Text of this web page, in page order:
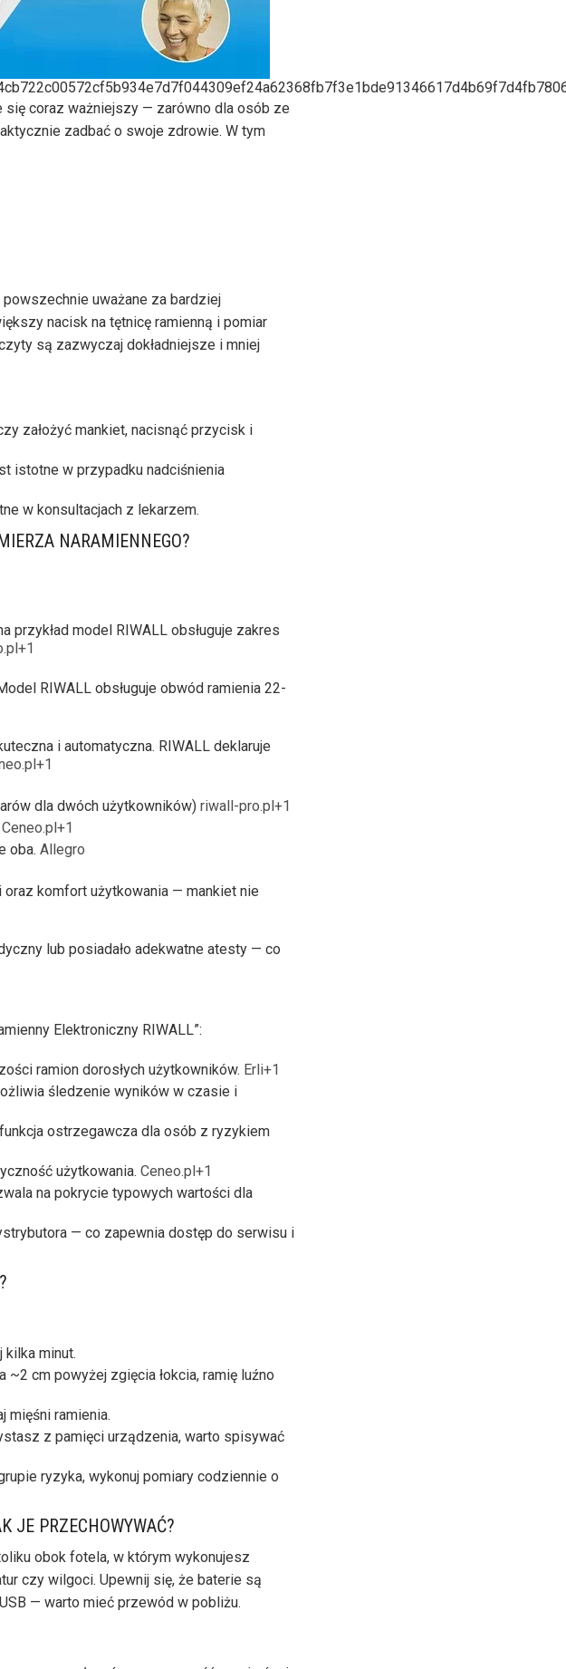
coraz ważniejszy — zarówno dla osób ze
zadbać o swoje zdrowie. W tym
powszechnie uważane za bardziej
nacisk na tętnicę ramienną i pomiar
są zazwyczaj dokładniejsze i mniej
założyć mankiet, nacisnąć przycisk i
istotne w przypadku nadciśnienia
w konsultacjach z lekarzem.
NARAMIENNEGO?
model RIWALL obsługuje zakres
RIWALL obsługuje obwód ramienia 22-
i automatyczna. RIWALL deklaruje
dla dwóch użytkowników) riwall-pro.pl+1
Ceneo.pl+1
oba. Allegro
komfort użytkowania — mankiet nie
lub posiadało adekwatne atesty — co
Elektroniczny RIWALL”:
ramion dorosłych użytkowników. Erli+1
śledzenie wyników w czasie i
ostrzegawcza dla osób z ryzykiem
użytkowania. Ceneo.pl+1
na pokrycie typowych wartości dla
— co zapewnia dostęp do serwisu i
minut.
~2 cm powyżej zgięcia łokcia, ramię luźno
mięśni ramienia.
z pamięci urządzenia, warto spisywać
ryzyka, wykonuj pomiary codziennie o
JE PRZECHOWYWAĆ?
obok fotela, w którym wykonujesz
czy wilgoci. Upewnij się, że baterie są
— warto mieć przewód w pobliżu.